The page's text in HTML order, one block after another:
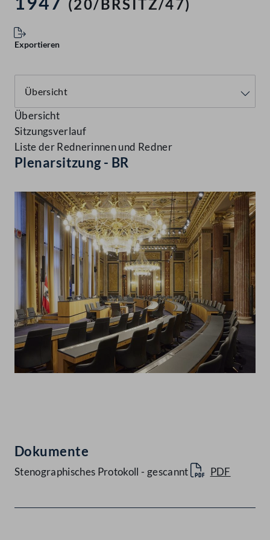
(20/BRSITZ/47)
Exportieren
Übersicht
Sitzungsverlauf
Liste der Rednerinnen und Redner
Plenarsitzung - BR
Dokumente
Stenographisches Protokoll - gescannt PDF